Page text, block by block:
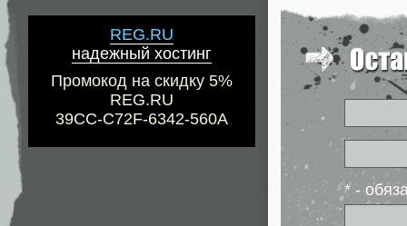
REG.RU
надежный хостинг
Промокод на скидку 5%
REG.RU
39CC-C72F-6342-560A
* -